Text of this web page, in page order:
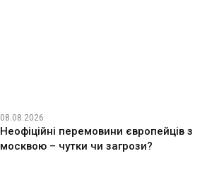
08.08.2026
Неофіційні перемовини європейців з
москвою – чутки чи загрози?